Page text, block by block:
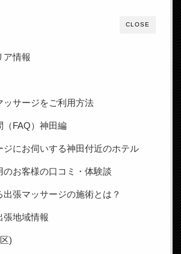
CLOSE
ア情報
ッサージをご利用方法
（FAQ）神田編
ジにお伺いする神田付近のホテル
のお客様の口コミ・体験談
出張マッサージの施術とは？
張地域情報
)